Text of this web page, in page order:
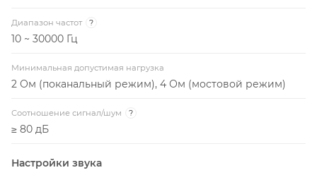
Диапазон частот ?
10 ~ 30000 Гц
Минимальная допустимая нагрузка
2 Ом (поканальный режим), 4 Ом (мостовой режим)
Соотношение сигнал/шум ?
≥ 80 дБ
Настройки звука